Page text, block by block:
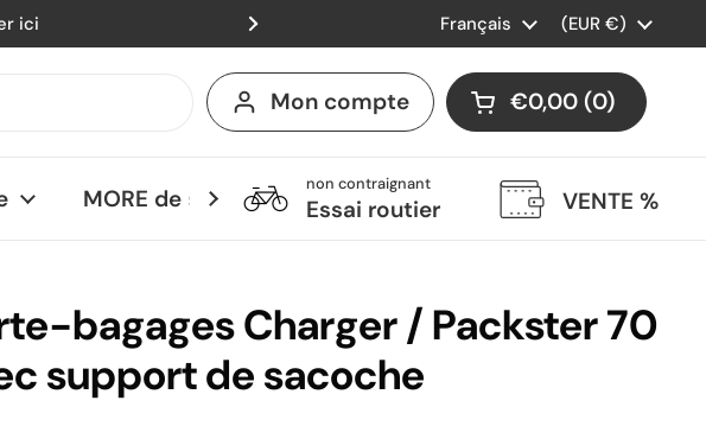
ici Wir liefern auch in die
Suivant
Langue
Français Pays/région
(EUR €)
Mon compte Ouvrir le panier
Mon panier Total:
€0,00 0
produit dans
MORE de services
non contraignant
Essai routier VENTE %
bagages Charger / Packster 70
support de sacoche